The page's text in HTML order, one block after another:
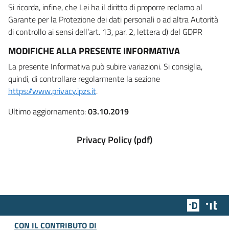
Si ricorda, infine, che Lei ha il diritto di proporre reclamo al
Garante per la Protezione dei dati personali o ad altra Autorità
di controllo ai sensi dell’art. 13, par. 2, lettera d) del GDPR
MODIFICHE ALLA PRESENTE INFORMATIVA
La presente Informativa può subire variazioni. Si consiglia,
quindi, di controllare regolarmente la sezione
https://www.privacy.ipzs.it.
Ultimo aggiornamento:03.10.2019
Privacy Policy (pdf)
Team
CON IL CONTRIBUTO DI